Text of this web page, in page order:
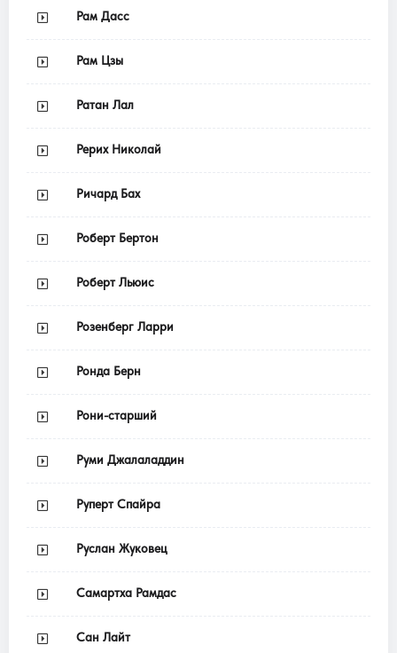
Рам Дасс
Рам Цзы
Ратан Лал
Рерих Николай
Ричард Бах
Роберт Бертон
Роберт Льюис
Розенберг Ларри
Ронда Берн
Рони-старший
Руми Джалаладдин
Руперт Спайра
Руслан Жуковец
Самартха Рамдас
Сан Лайт